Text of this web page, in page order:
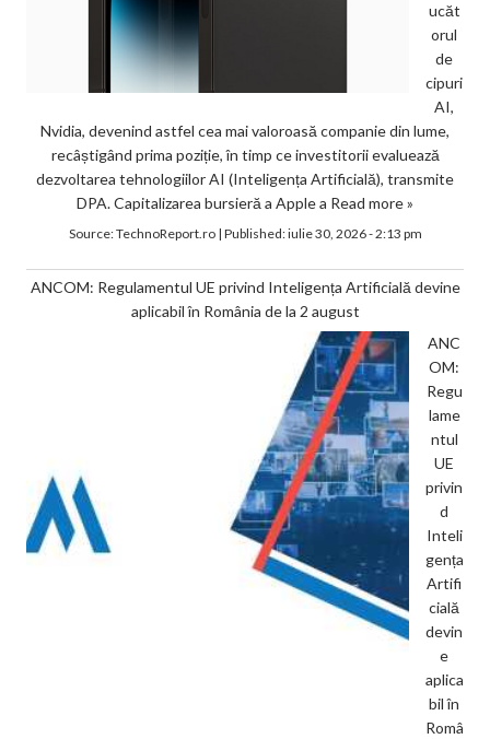
ucăt
orul
de
cipuri
AI,
Nvidia, devenind astfel cea mai valoroasă companie din lume,
recâștigând prima poziție, în timp ce investitorii evaluează
dezvoltarea tehnologiilor AI (Inteligența Artificială), transmite
DPA. Capitalizarea bursieră a Apple a Read more »
Source:TechnoReport.ro| Published:iulie 30, 2026 - 2:13 pm
ANCOM: Regulamentul UE privind Inteligența Artificială devine
aplicabil în România de la 2 august
ANC
OM:
Regu
lame
ntul
UE
privin
d
Inteli
gența
Artifi
cială
devin
e
aplica
bil în
Româ